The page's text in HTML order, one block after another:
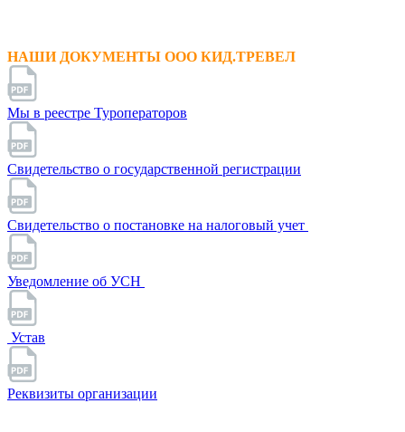
НАШИ ДОКУМЕНТЫ ООО КИД.ТРЕВЕЛ
Мы в реестре Туроператоров
Свидетельство о государственной регистрации
Свидетельство о постановке на налоговый учет
Уведомление об УСН
Устав
Реквизиты организации